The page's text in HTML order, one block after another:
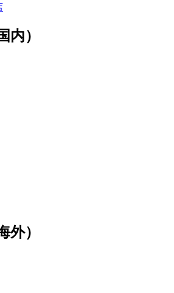
内）
外）